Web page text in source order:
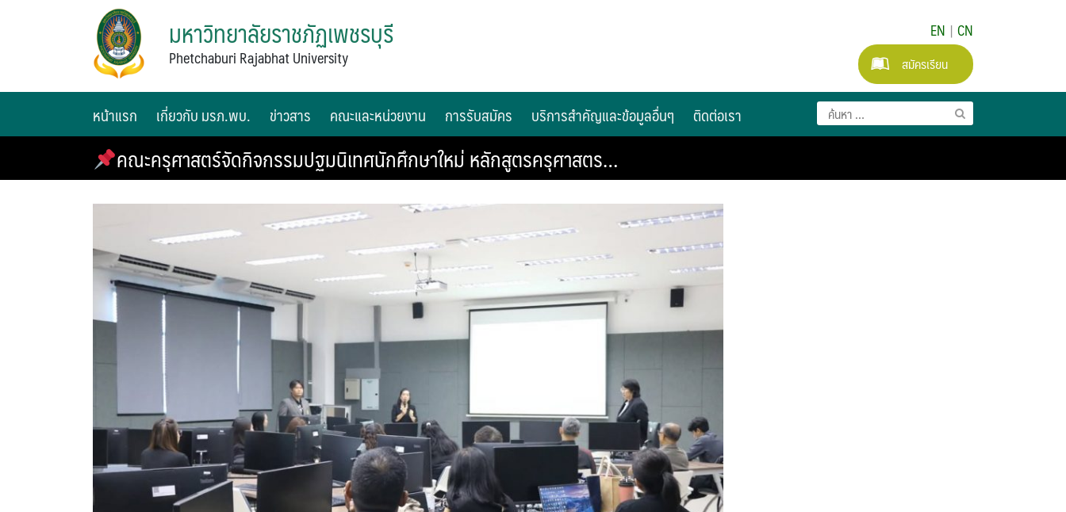
มหาวิทยาลัยราชภัฏเพชรบุรี
Phetchaburi Rajabhat University
EN | CN
สมัครเรียน
หน้าแรก เกี่ยวกับ มรภ.พบ. ข่าวสาร คณะและหน่วยงาน การรับสมัคร บริการสำคัญและข้อมูลอื่นๆ ติดต่อเรา
คณะครุศาสตร์จัดกิจกรรมปฐมนิเทศนักศึกษาใหม่ หลักสูตรครุศาสตร…